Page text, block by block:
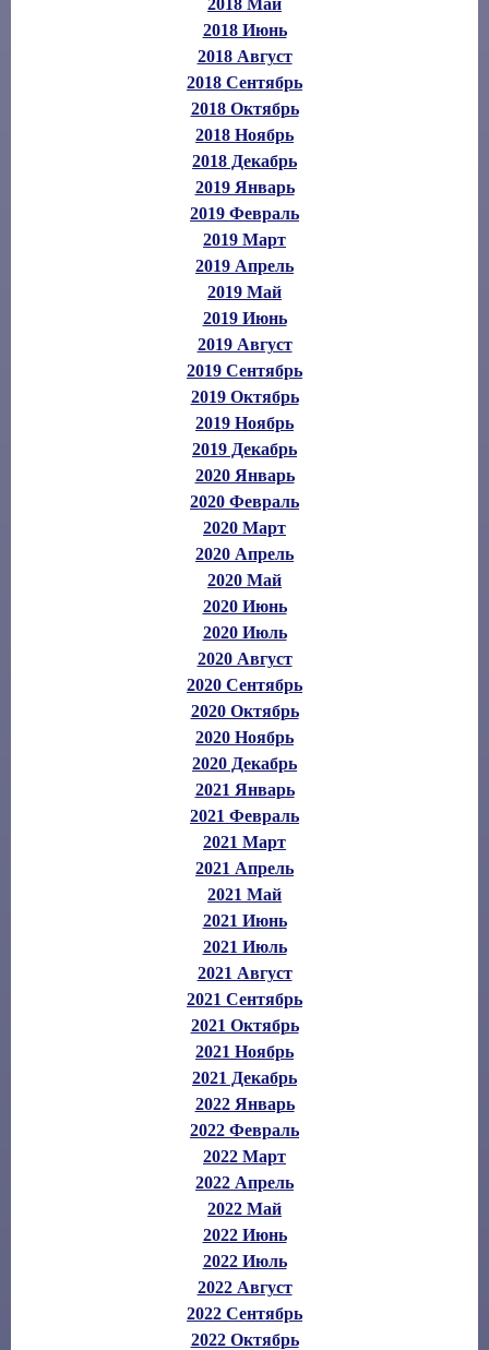
2018 Июнь
2018 Август
2018 Сентябрь
2018 Октябрь
2018 Ноябрь
2018 Декабрь
2019 Январь
2019 Февраль
2019 Март
2019 Апрель
2019 Май
2019 Июнь
2019 Август
2019 Сентябрь
2019 Октябрь
2019 Ноябрь
2019 Декабрь
2020 Январь
2020 Февраль
2020 Март
2020 Апрель
2020 Май
2020 Июнь
2020 Июль
2020 Август
2020 Сентябрь
2020 Октябрь
2020 Ноябрь
2020 Декабрь
2021 Январь
2021 Февраль
2021 Март
2021 Апрель
2021 Май
2021 Июнь
2021 Июль
2021 Август
2021 Сентябрь
2021 Октябрь
2021 Ноябрь
2021 Декабрь
2022 Январь
2022 Февраль
2022 Март
2022 Апрель
2022 Май
2022 Июнь
2022 Июль
2022 Август
2022 Сентябрь
2022 Октябрь